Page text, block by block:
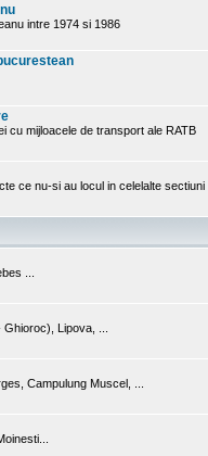
intre 1974 si 1986
cu mijloacele de transport ale RATB
ce nu-si au locul in celelalte
...
Lipova, ...
Campulung Muscel, ...